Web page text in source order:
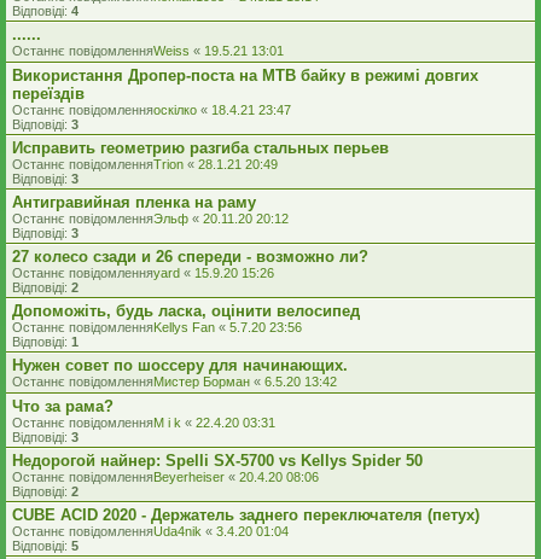
Відповіді: 4
......
Останнє повідомленняWeiss « 19.5.21 13:01
Використання Дропер-поста на MTB байку в режимі довгих
переїздів
Останнє повідомленняоскілко « 18.4.21 23:47
Відповіді: 3
Исправить геометрию разгиба стальных перьев
Останнє повідомленняTrion « 28.1.21 20:49
Відповіді: 3
Антигравийная пленка на раму
Останнє повідомленняЭльф « 20.11.20 20:12
Відповіді: 3
27 колесо сзади и 26 спереди - возможно ли?
Останнє повідомленняyard « 15.9.20 15:26
Відповіді: 2
Допоможіть, будь ласка, оцінити велосипед
Останнє повідомленняKellys Fan « 5.7.20 23:56
Відповіді: 1
Нужен совет по шоссеру для начинающих.
Останнє повідомленняМистер Борман « 6.5.20 13:42
Что за рама?
Останнє повідомленняM i k « 22.4.20 03:31
Відповіді: 3
Недорогой найнер: Spelli SX-5700 vs Kellys Spider 50
Останнє повідомленняBeyerheiser « 20.4.20 08:06
Відповіді: 2
CUBE ACID 2020 - Держатель заднего переключателя (петух)
Останнє повідомленняUda4nik « 3.4.20 01:04
Відповіді: 5